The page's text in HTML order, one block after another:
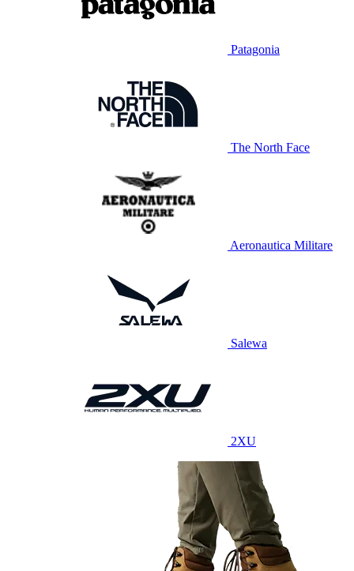
Patagonia
The North Face
Aeronautica Militare
Salewa
2XU